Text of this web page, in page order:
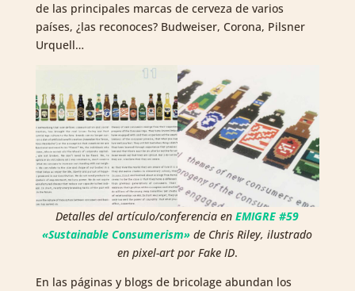
de las principales marcas de cerveza de varios
países, ¿las reconoces? Budweiser, Corona, Pilsner
Urquell…
Detalles del artículo/conferencia enEMIGRE #59
«Sustainable Consumerism»de Chris Riley, ilustrado
en pixel-art por Fake ID.
En las páginas y blogs de bricolage abundan los